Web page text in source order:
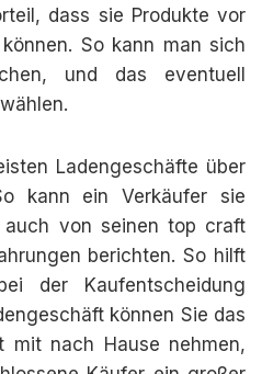
dass sie Produkte vor
So kann man sich
und das eventuell
Ladengeschäfte über
kann ein Verkäufer sie
auch von seinen top craft
berichten. So hilft
der Kaufentscheidung
können Sie das
mit nach Hause nehmen,